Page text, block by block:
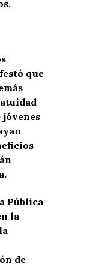
que
jóvenes
Pública
la
de